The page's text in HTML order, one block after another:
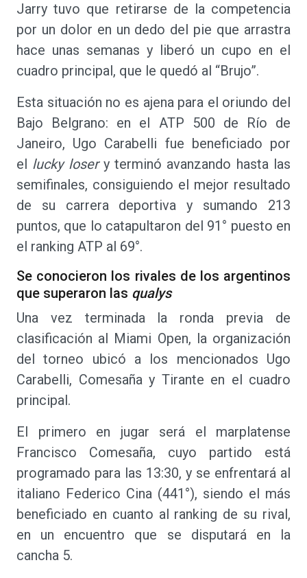
Jarry tuvo que retirarse de la competencia
por un dolor en un dedo del pie que arrastra
hace unas semanas y liberó un cupo en el
cuadro principal, que le quedó al “Brujo”.
Esta situación no es ajena para el oriundo del
Bajo Belgrano: en el ATP 500 de Río de
Janeiro, Ugo Carabelli fue beneficiado por
el lucky losery terminó avanzando hasta las
semifinales, consiguiendo el mejor resultado
de su carrera deportiva y sumando 213
puntos, que lo catapultaron del 91° puesto en
el ranking ATP al 69°.
Se conocieron los rivales de los argentinos
que superaron las qualys
Una vez terminada la ronda previa de
clasificación al Miami Open, la organización
del torneo ubicó a los mencionados Ugo
Carabelli, Comesaña y Tirante en el cuadro
principal.
El primero en jugar será el marplatense
Francisco Comesaña, cuyo partido está
programado para las 13:30, y se enfrentará al
italiano Federico Cina (441°), siendo el más
beneficiado en cuanto al ranking de su rival,
en un encuentro que se disputará en la
cancha 5.